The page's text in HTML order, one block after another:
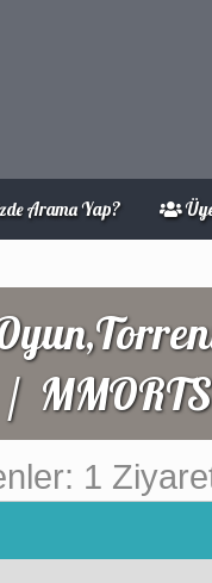
Arama Yap?
MMORTS
1